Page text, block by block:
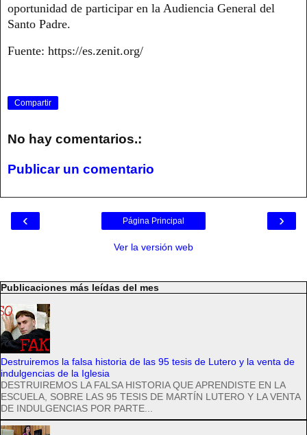
oportunidad de participar en la Audiencia General del
Santo Padre.
Fuente: https://es.zenit.org/
Compartir
No hay comentarios.:
Publicar un comentario
‹ ›
Página Principal
Ver la versión web
Publicaciones más leídas del mes
Destruiremos la falsa historia de las 95 tesis de Lutero y la venta de
indulgencias de la Iglesia
DESTRUIREMOS LA FALSA HISTORIA QUE APRENDISTE EN LA
ESCUELA, SOBRE LAS 95 TESIS DE MARTÍN LUTERO Y LA VENTA
DE INDULGENCIAS POR PARTE...